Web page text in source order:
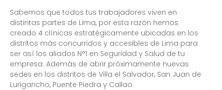
Sabemos que todos tus trabajadores viven en
distintas partes de Lima, por esta razón hemos
creado 4 clínicas estratégicamente ubicadas en los
distritos más concurridos y accesibles de Lima para
ser así los aliados N°1 en Seguridad y Salud de tu
empresa. Además de abrir próximamente nuevas
sedes en los distritos de Villa el Salvador, San Juan de
Lurigancho, Puente Piedra y Callao.